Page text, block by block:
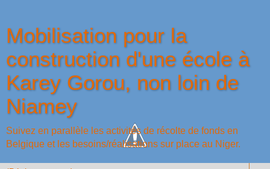
Mobilisation pour la
construction d'une école à
Karey Gorou, non loin de
Niamey
Suivez en parallèle les activités de récolte de fonds en
Belgique et les besoins/réalisations sur place au Niger.